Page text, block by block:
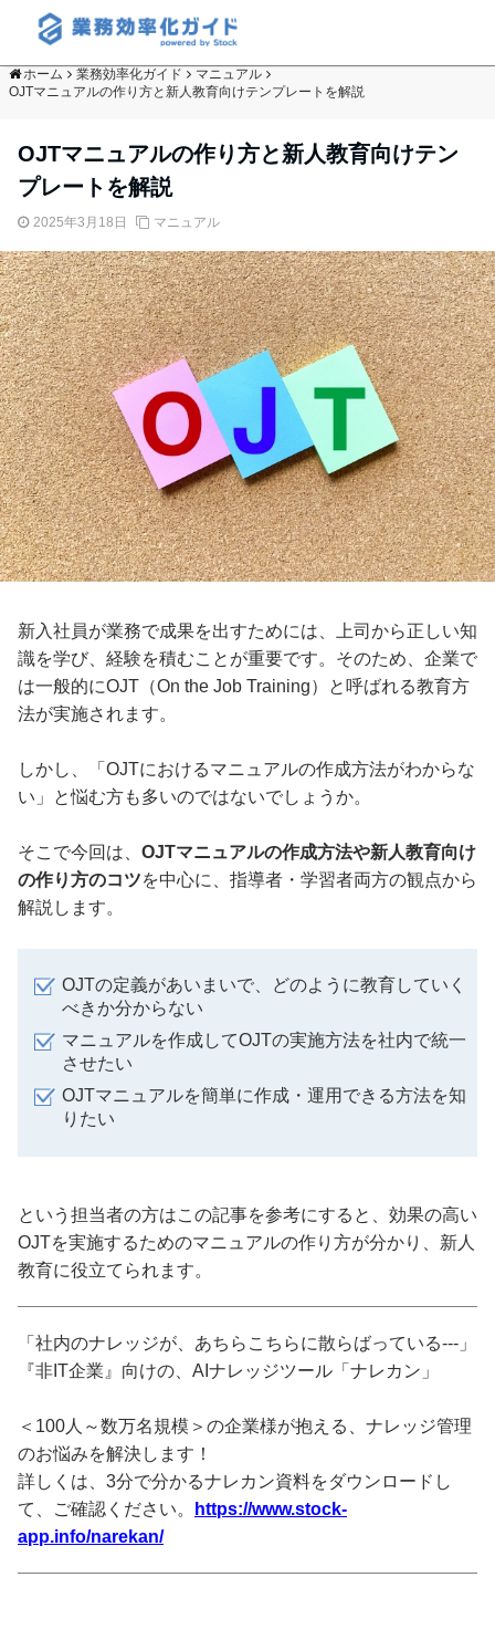
ホーム 業務効率化ガイド
マニュアル
OJTマニュアルの作り方と新人教育向けテンプレートを解説
OJTマニュアルの作り方と新人教育向けテン
プレートを解説
2025年3月18日 マニュアル
新入社員が業務で成果を出すためには、上司から正しい知
識を学び、経験を積むことが重要です。そのため、企業で
は一般的にOJT（On the Job Training）と呼ばれる教育方
法が実施されます。
しかし、「OJTにおけるマニュアルの作成方法がわからな
い」と悩む方も多いのではないでしょうか。
そこで今回は、 OJTマニュアルの作成方法や新人教育向け
の作り方のコツを中心に、指導者・学習者両方の観点から
解説します。
OJTの定義があいまいで、どのように教育していく
べきか分からない
マニュアルを作成してOJTの実施方法を社内で統一
させたい
OJTマニュアルを簡単に作成・運用できる方法を知
りたい
という担当者の方はこの記事を参考にすると、効果の高い
OJTを実施するためのマニュアルの作り方が分かり、新人
教育に役立てられます。
「社内のナレッジが、あちらこちらに散らばっている---」
『非IT企業』向けの、AIナレッジツール「ナレカン」
＜100人～数万名規模＞の企業様が抱える、ナレッジ管理
のお悩みを解決します！
詳しくは、3分で分かるナレカン資料をダウンロードし
て、ご確認ください。
https://www.stock-
app.info/narekan/